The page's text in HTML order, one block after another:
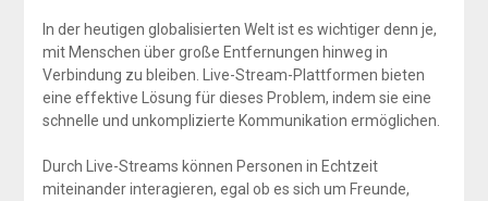
In der heutigen globalisierten Welt ist es wichtiger denn je,
mit Menschen über große Entfernungen hinweg in
Verbindung zu bleiben. Live-Stream-Plattformen bieten
eine effektive Lösung für dieses Problem, indem sie eine
schnelle und unkomplizierte Kommunikation ermöglichen.
Durch Live-Streams können Personen in Echtzeit
miteinander interagieren, egal ob es sich um Freunde,